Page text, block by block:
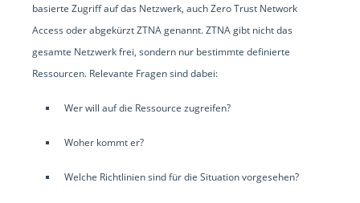
basierte Zugriff auf das Netzwerk, auch Zero Trust Network
Access oder abgekürzt ZTNA genannt. ZTNA gibt nicht das
gesamte Netzwerk frei, sondern nur bestimmte definierte
Ressourcen. Relevante Fragen sind dabei:
Wer will auf die Ressource zugreifen?
Woher kommt er?
Welche Richtlinien sind für die Situation vorgesehen?